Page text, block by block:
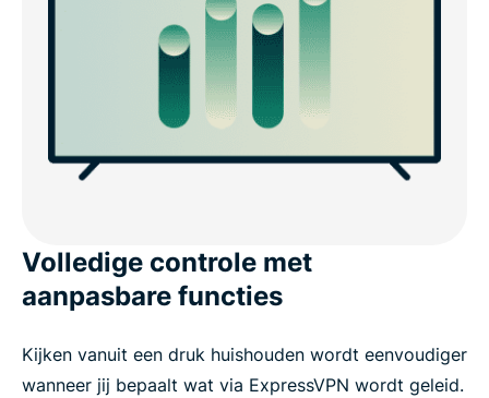
Volledige controle met
aanpasbare functies
Kijken vanuit een druk huishouden wordt eenvoudiger
wanneer jij bepaalt wat via ExpressVPN wordt geleid.